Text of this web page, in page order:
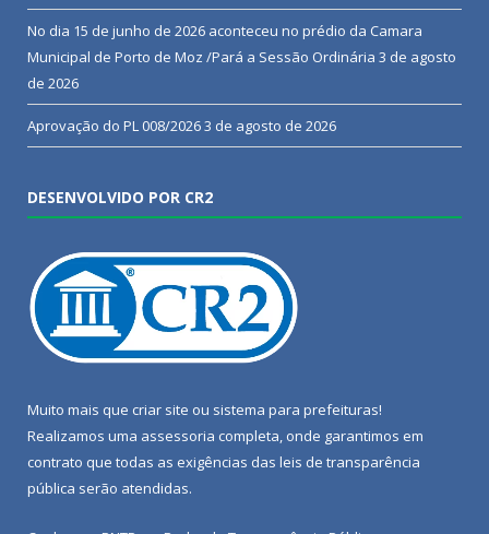
No dia 15 de junho de 2026 aconteceu no prédio da Camara
Municipal de Porto de Moz /Pará a Sessão Ordinária 3 de agosto
de 2026
Aprovação do PL 008/20263 de agosto de 2026
DESENVOLVIDO POR CR2
Muito mais que criar site ou sistema para prefeituras!
Realizamos uma assessoria completa, onde garantimos em
contrato que todas as exigências das leis de transparência
pública serão atendidas.